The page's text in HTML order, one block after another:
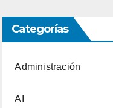
Categorías
Administración
AI